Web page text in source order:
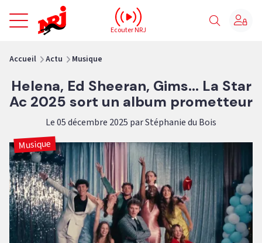
NRJ - Accueil
Ecouter NRJ
Accueil Actu Musique
Helena, Ed Sheeran, Gims... La Star
Ac 2025 sort un album prometteur
Le 05 décembre 2025 par Stéphanie du Bois
Musique